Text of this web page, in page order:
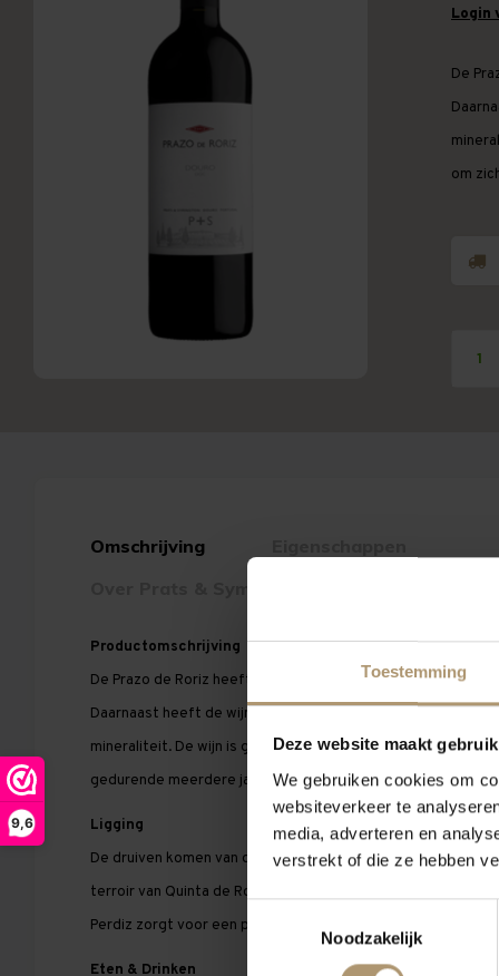
9,6
Toestemming
Deze website maakt
We gebruiken cookies om
websiteverkeer te
media, adverteren en
verstrekt of die ze hebben
Noodzakelijk
Login
De
om
Omschrijving
Productomschrijving
De Prazo de Roriz heeft fruitige aroma's van rood fruit,
Daarnaast heeft de wijn een aantrekkelijke, peperachtige
mineraliteit. De wijn is gemaakt om jong te drinken, maar
gedurende meerdere jaren in de fles te ontwikkelen.
Ligging
De druiven komen van de wijngaarden Quinta de Roriz en
terroir van Quinta de Roriz zorgt voor kenmerkende
Perdiz zorgt voor een peperachtige smaak.
Eten & Drinken